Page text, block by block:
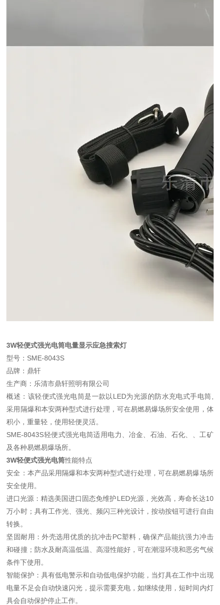
3W轻便式强光电筒电量显示应急搜索灯
型号：SME-8043S
品牌：鼎轩
生产商：乐清市鼎轩照明有限公司
概述：该轻便式强光电筒是一款以LED为光源的防水充电式手电筒,
采用隔爆和本安两种型式进行处理，可在易燃易爆场所安全使用，体
积小，重量轻，使用轻便灵活。
SME-8043S轻便式强光电筒适用电力、冶金、石油、石化、、工矿
及各种易燃易爆场所。
3W轻便式强光电筒性能特点
安全：本产品采用隔爆和本安两种型式进行处理，可在易燃易爆场所
安全使用。
进口光源：精选美国进口固态免维护LED光源，光效高，寿命长达10
万小时；具有工作光、强光、频闪三种光设计，按动按钮可进行自由
转换。
坚固耐用：外壳选用优质的抗冲击PC塑料，确保产品能抗强力冲击
和碰撞；防水及耐高温低温、高湿性能好，可在潮湿环境和恶劣气候
条件下使用。
智能保护：具有低电警示和自动低电保护功能，当灯具在工作中出现
电量不足会自动快速闪光，提示需要充电，如继续使用，短时间内灯
具会自动保护停止工作。